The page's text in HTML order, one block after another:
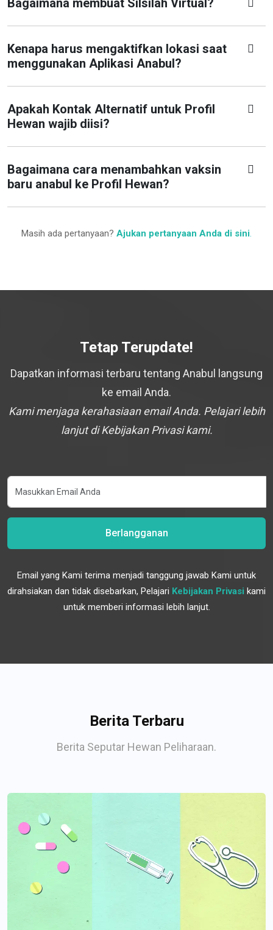
Bagaimana membuat Silsilah Virtual?
Kenapa harus mengaktifkan lokasi saat
menggunakan Aplikasi Anabul?
Apakah Kontak Alternatif untuk Profil
Hewan wajib diisi?
Bagaimana cara menambahkan vaksin
baru anabul ke Profil Hewan?
Masih ada pertanyaan? Ajukan pertanyaan Anda di sini.
Tetap Terupdate!
Dapatkan informasi terbaru tentang Anabul langsung
ke email Anda.
Kami menjaga kerahasiaan email Anda. Pelajari lebih
lanjut di Kebijakan Privasi kami.
Berlangganan
Email yang Kami terima menjadi tanggung jawab Kami untuk
dirahsiakan dan tidak disebarkan, Pelajari Kebijakan Privasi kami
untuk memberi informasi lebih lanjut.
Berita Terbaru
Berita Seputar Hewan Peliharaan.